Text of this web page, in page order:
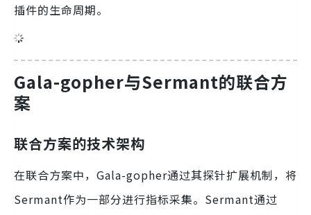
插件的生命周期。
Gala-gopher与Sermant的联合方
案
联合方案的技术架构
在联合方案中，Gala-gopher通过其探针扩展机制，将
Sermant作为一部分进行指标采集。Sermant通过